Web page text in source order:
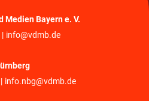
Medien Bayern e. V.
| info@vdmb.de
| info.nbg@vdmb.de